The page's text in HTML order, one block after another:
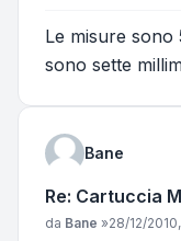
Le misure sono
sono sette
Bane
Re: Cartuccia
Messaggio
da Bane »28/12/